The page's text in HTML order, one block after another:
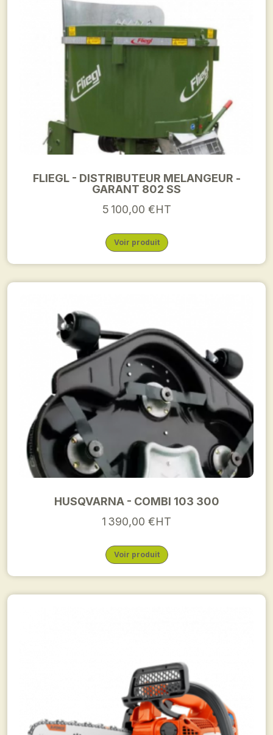
FLIEGL - DISTRIBUTEUR MELANGEUR -
GARANT 802 SS
5 100,00 €HT
Voir produit
HUSQVARNA - COMBI 103 300
1 390,00 €HT
Voir produit